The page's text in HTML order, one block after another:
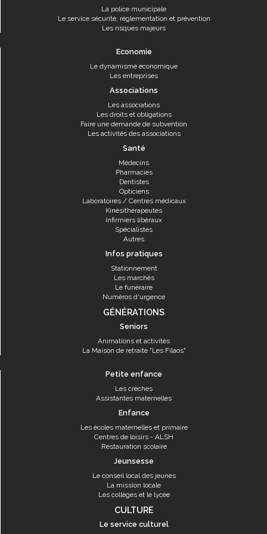
La police municipale
Le service sécurité, réglementation et prévention
Les risques majeurs
Economie
Le dynamisme économique
Les entreprises
Associations
Les associations
Les droits et obligations
Faire une demande de subvention
Les activités des associations
Santé
Médecins
Pharmacies
Dentistes
Opticiens
Laboratoires / Centres médicaux
Kinésithérapeutes
Infirmiers libéraux
Spécialistes
Autres
Infos pratiques
Stationnement
Les marchés
Le funéraire
Numéros d'urgence
GÉNÉRATIONS
Seniors
Animations et activités
La Maison de retraite "Les Filaos"
Petite enfance
Les crèches
Assistantes maternelles
Enfance
Les écoles maternelles et primaire
Centres de loisirs - ALSH
Restauration scolaire
Jeunsesse
Le conseil local des jeunes
La mission locale
Les collèges et le lycée
CULTURE
Le service culturel